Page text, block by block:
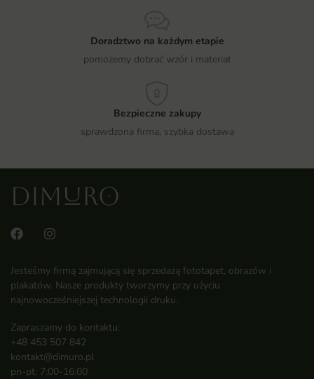
Doradztwo na każdym etapie
pomożemy dobrać wzór i materiał
Bezpieczne zakupy
sprawdzona firma, szybka dostawa
Jesteśmy firmą zajmującą się sprzedażą fototapet, obrazów i
plakatów. Nasze produkty tworzymy przy użyciu
najnowocześniejszej technologii druku.
Zapraszamy do kontaktu:
+48 453 507 842
kontakt@dimuro.pl
pn-pt: 7:00-16:00